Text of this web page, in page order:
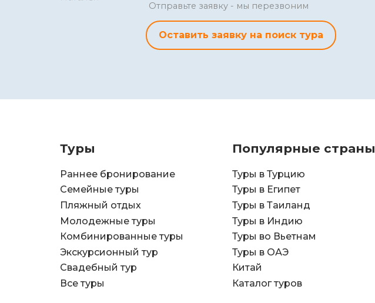
Отправьте заявку - мы перезвоним
Оставить заявку на поиск тура
Туры
Раннее бронирование
Семейные туры
Пляжный отдых
Молодежные туры
Комбинированные туры
Экскурсионный тур
Свадебный тур
Все туры
Популярные страны
Туры в Турцию
Туры в Египет
Туры в Таиланд
Туры в Индию
Туры во Вьетнам
Туры в ОАЭ
Китай
Каталог туров